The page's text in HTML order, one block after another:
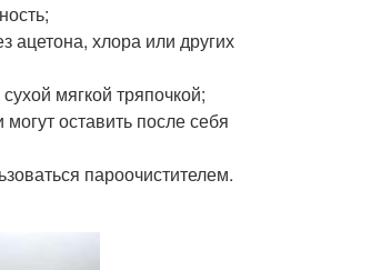
ацетона, хлора или других
мягкой тряпочкой;
оставить после себя
пароочистителем.